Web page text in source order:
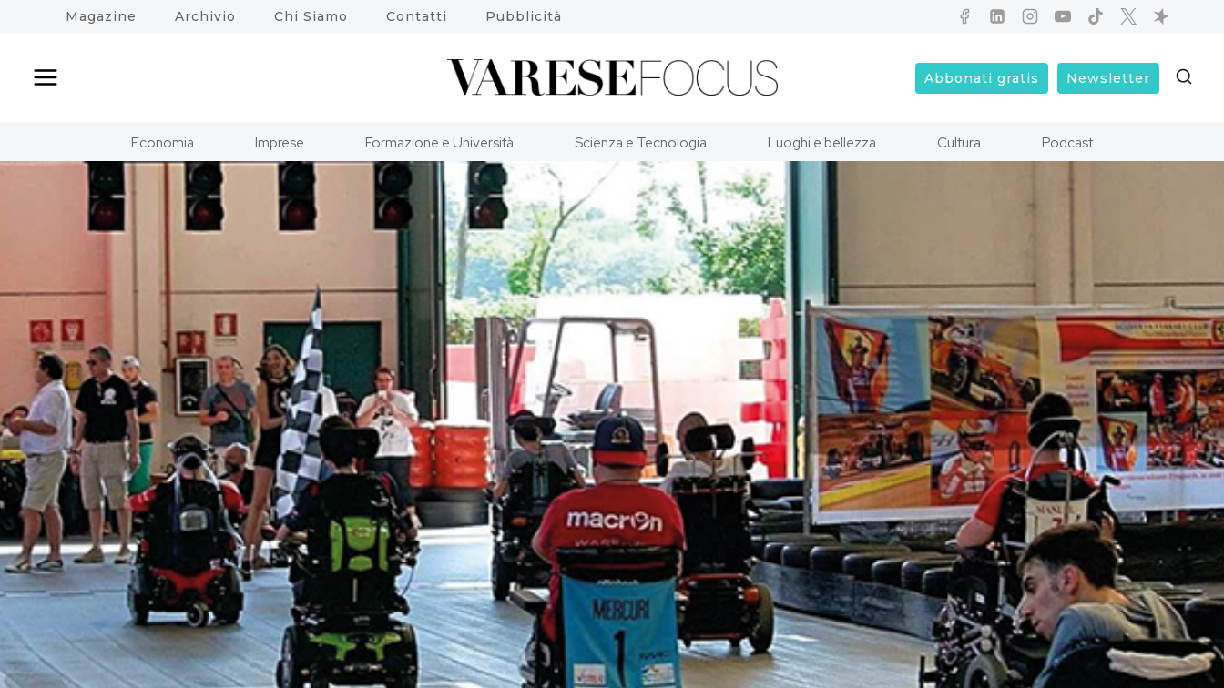
contenuto
Magazine Archivio Chi Siamo Contatti Pubblicità
Abbonati gratis Newsletter
Economia Imprese Formazione e Università Scienza e Tecnologia Luoghi e bellezza Cultura Podcast